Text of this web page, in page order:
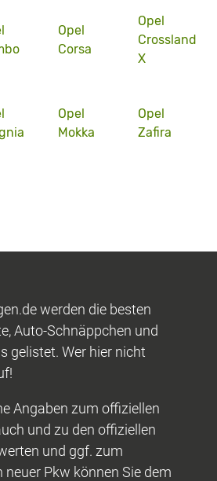
Opel
Corsa
Opel
Crossland
X
Opel
Mokka
Opel
Zafira
werden die besten
Auto-Schnäppchen und
gelistet. Wer hier nicht
Angaben zum offiziellen
und zu den offiziellen
und ggf. zum
Pkw können Sie dem